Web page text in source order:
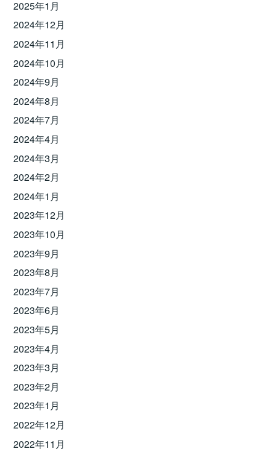
2025年1月
2024年12月
2024年11月
2024年10月
2024年9月
2024年8月
2024年7月
2024年4月
2024年3月
2024年2月
2024年1月
2023年12月
2023年10月
2023年9月
2023年8月
2023年7月
2023年6月
2023年5月
2023年4月
2023年3月
2023年2月
2023年1月
2022年12月
2022年11月